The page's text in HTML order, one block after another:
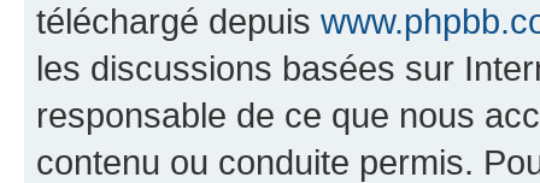
téléchargé depuis
les discussions basées sur
responsable de ce que nous
contenu ou conduite permis.